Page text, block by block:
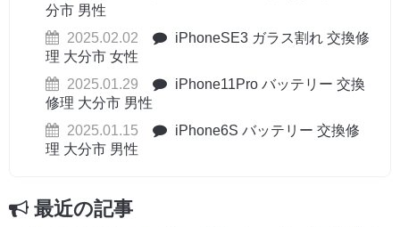
分市 男性
2025.02.02
iPhoneSE3 ガラス割れ 交換修
理 大分市 女性
2025.01.29
iPhone11Pro バッテリー 交換
修理 大分市 男性
2025.01.15
iPhone6S バッテリー 交換修
理 大分市 男性
最近の記事